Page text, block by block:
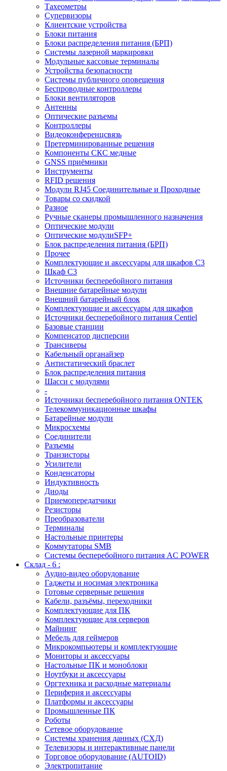
Тахеометры
Супервизоры
Клиентские устройства
Блоки питания
Блоки распределения питания (БРП)
Системы лазерной маркировки
Модульные кассовые терминалы
Устройства безопасности
Системы публичного оповещения
Беспроводные контроллеры
Блоки вентиляторов
Антенны
Оптические разъемы
Контроллеры
Видеоконференцсвязь
Претерминированные решения
Компоненты СКС медные
GNSS приёмники
Инструменты
RFID решения
Модули RJ45 Соединительные и Проходные
Товары со скидкой
Разное
Ручные сканеры промышленного назначения
Оптические модули
Оптические модулиSFP+
Блок распределения питания (БРП)
Прочее
Комплектующие и аксессуары для шкафов C3
Шкаф C3
Источники бесперебойного питания
Внешние батарейные модули
Внешний батарейный блок
Комплектующие и аксессуары для шкафов
Источники бесперебойного питания Centiel
Базовые станции
Компенсатор дисперсии
Трансиверы
Кабельный органайзер
Антистатический браслет
Блок распределения питания
Шасси с модулями
-
Источники бесперебойного питания ONTEK
Телекоммуникационные шкафы
Батарейные модули
Микросхемы
Соединители
Разъемы
Транзисторы
Усилители
Конденсаторы
Индуктивность
Диоды
Приемопередатчики
Резисторы
Преобразователи
Терминалы
Настольные принтеры
Коммутаторы SMB
Системы бесперебойного питания AC POWER
Склад - 6 :
Аудио-видео оборудование
Гаджеты и носимая электроника
Готовые серверные решения
Кабели, разъёмы, переходники
Комплектующие для ПК
Комплектующие для серверов
Майнинг
Мебель для геймеров
Микрокомпьютеры и комплектующие
Мониторы и аксессуары
Настольные ПК и моноблоки
Ноутбуки и аксессуары
Оргтехника и расходные материалы
Периферия и аксессуары
Платформы и аксессуары
Промышленные ПК
Роботы
Сетевое оборудование
Системы хранения данных (СХД)
Телевизоры и интерактивные панели
Торговое оборудование (AUTOID)
Электропитание